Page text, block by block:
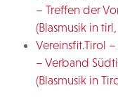
– Treffen der
(Blasmusik in
Vereinsfit.Tirol
– Verband
(Blasmusik in